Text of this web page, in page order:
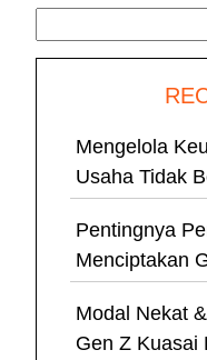
Mengelola
Usaha Tidak
Pentingnya
Menciptakan
Modal Nekat
Gen Z Kuasai